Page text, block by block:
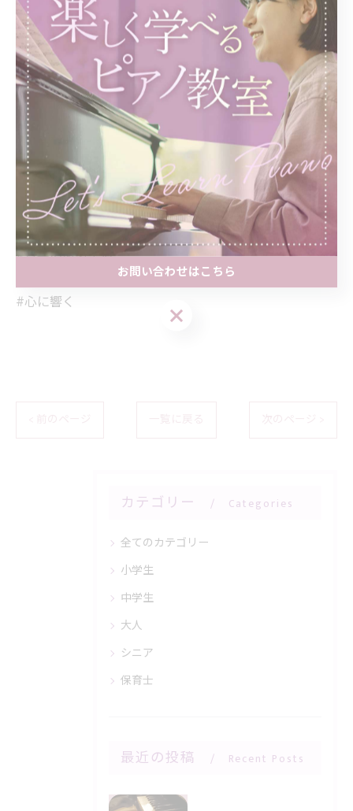
#達成感
#心に響く音楽
#美しい音楽
#音楽の旅
#自己表現
#創造性
#継続は力なり
#心の癒し
#感動
#音楽の魔法
#音楽のある生活
#心に響く
カテゴリー Categories
全てのカテゴリー
小学生
中学生
大人
シニア
保育士
最近の投稿 Recent Posts
お問い合わせはこちら
お問い合わせはこちら